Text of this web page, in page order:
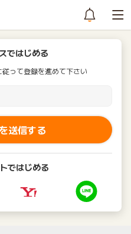
ではじめる
って登録を進めて下さい
送信する
ではじめる